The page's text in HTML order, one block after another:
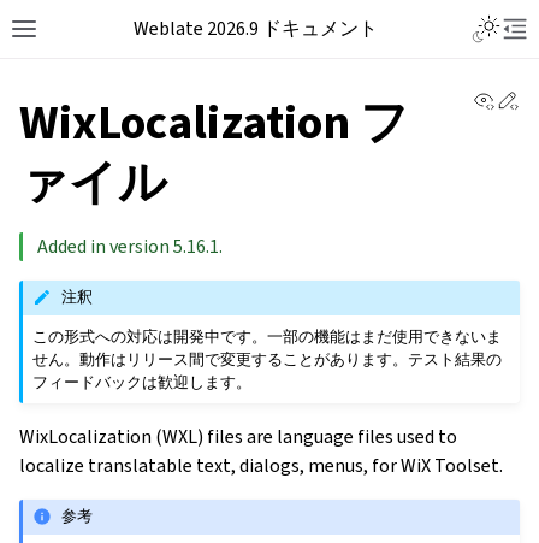
Weblate 2026.9 ドキュメント
WixLocalization フ
ァイル
Added in version 5.16.1.
注釈
この形式への対応は開発中です。一部の機能はまだ使用できないま
せん。動作はリリース間で変更することがあります。テスト結果の
フィードバックは歓迎します。
WixLocalization (WXL) files are language files used to
localize translatable text, dialogs, menus, for WiX Toolset.
参考